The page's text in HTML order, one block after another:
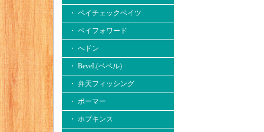
・ ペイチェックベイツ
・ ペイフォワード
・ へドン
・ BeveL(ベベル)
・ 弁天フィッシング
・ ボーマー
・ ホプキンス